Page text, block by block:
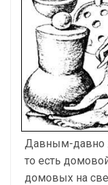
Давным-давно
то есть
домовых на